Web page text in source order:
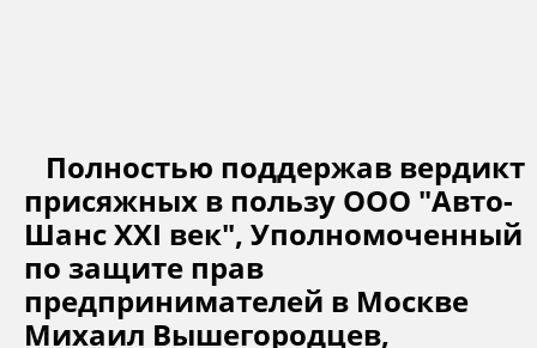
Полностью поддержав вердикт
присяжных в пользу ООО "Авто-
Шанс XXI век", Уполномоченный
по защите прав
предпринимателей в Москве
Михаил Вышегородцев,